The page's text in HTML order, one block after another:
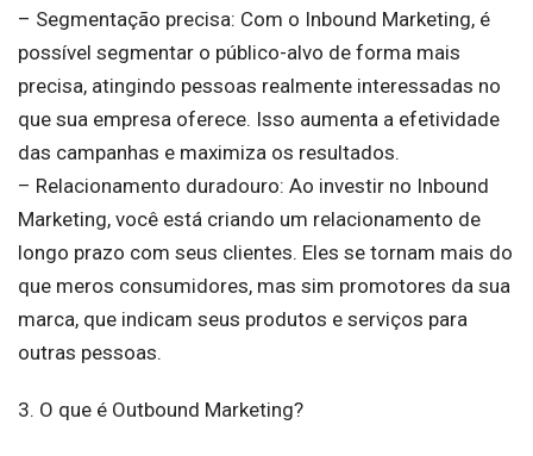
– Segmentação precisa: Com o Inbound Marketing, é
possível segmentar o público-alvo de forma mais
precisa, atingindo pessoas realmente interessadas no
que sua empresa oferece. Isso aumenta a efetividade
das campanhas e maximiza os resultados.
– Relacionamento duradouro: Ao investir no Inbound
Marketing, você está criando um relacionamento de
longo prazo com seus clientes. Eles se tornam mais do
que meros consumidores, mas sim promotores da sua
marca, que indicam seus produtos e serviços para
outras pessoas.
3. O que é Outbound Marketing?